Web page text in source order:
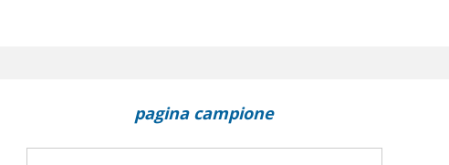
in Finland
Communicator
pagina campione